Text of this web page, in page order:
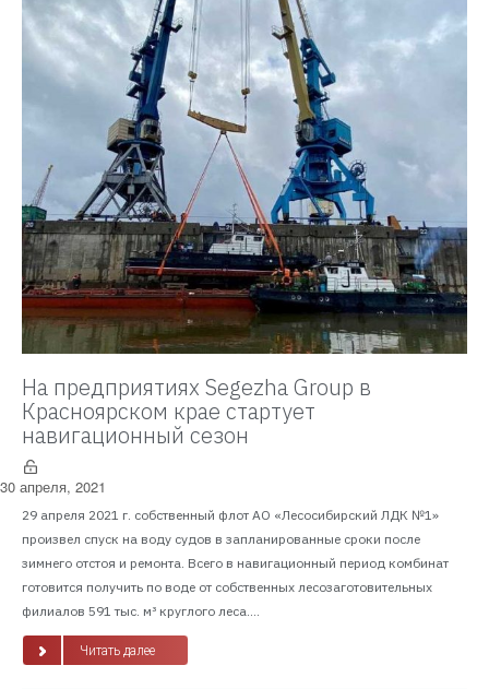
На предприятиях Segezha Group в
Красноярском крае стартует
навигационный сезон
30 апреля, 2021
29 апреля 2021 г. собственный флот АО «Лесосибирский ЛДК №1»
произвел спуск на воду судов в запланированные сроки после
зимнего отстоя и ремонта. Всего в навигационный период комбинат
готовится получить по воде от собственных лесозаготовительных
филиалов 591 тыс. м³ круглого леса....
Читать далее